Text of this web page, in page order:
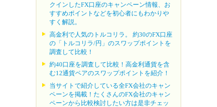
クインしたFX口座のキャンペーン情報、お
すすめポイントなどを初心者にもわかりや
すく解説。
高金利で人気のトルコリラ。 約30のFX口座
の「トルコリラ/円」のスワップポイントを
調査して比較！
約40口座を調査して比較！高金利通貨を含
む12通貨ペアのスワップポイントを紹介！
当サイトで紹介している全FX会社のキャン
ペーンを掲載！たくさんのFX会社のキャン
ペーンから比較検討したい方は是非チェッ